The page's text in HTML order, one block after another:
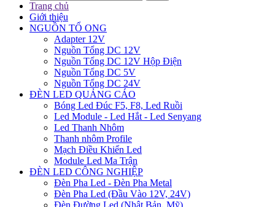
Trang chủ
Giới thiệu
NGUỒN TỔ ONG
Adapter 12V
Nguồn Tổng DC 12V
Nguồn Tổng DC 12V Hộp Điện
Nguồn Tổng DC 5V
Nguồn Tổng DC 24V
ĐÈN LED QUẢNG CÁO
Bóng Led Đúc F5, F8, Led Ruồi
Led Module - Led Hắt - Led Senyang
Led Thanh Nhôm
Thanh nhôm Profile
Mạch Điều Khiển Led
Module Led Ma Trận
ĐÈN LED CÔNG NGHIỆP
Đèn Pha Led - Đèn Pha Metal
Đèn Pha Led (Đầu Vào 12V, 24V)
Đèn Đường Led (Nhật Bản, Mỹ)